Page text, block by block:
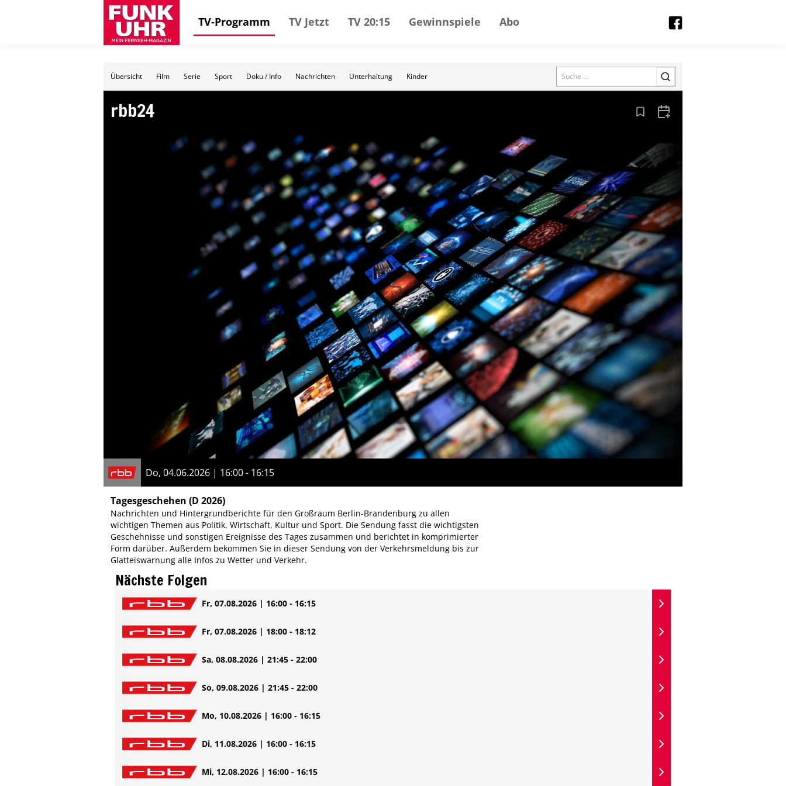
TV-Programm TV Jetzt TV 20:15 Gewinnspiele Abo
Übersicht Film Serie Sport Doku / Info Nachrichten Unterhaltung Kinder Search
rbb24 Aus den Lesezeichen entfernen
Zum Kalender hinzufügen
Do, 04.06.2026 | 16:00 - 16:15
Tagesgeschehen (D 2026)
Nachrichten und Hintergrundberichte für den Großraum Berlin-Brandenburg zu allen
wichtigen Themen aus Politik, Wirtschaft, Kultur und Sport. Die Sendung fasst die wichtigsten
Geschehnisse und sonstigen Ereignisse des Tages zusammen und berichtet in komprimierter
Form darüber. Außerdem bekommen Sie in dieser Sendung von der Verkehrsmeldung bis zur
Glatteiswarnung alle Infos zu Wetter und Verkehr.
Nächste Folgen
Fr, 07.08.2026 | 16:00 - 16:15
Fr, 07.08.2026 | 18:00 - 18:12
Sa, 08.08.2026 | 21:45 - 22:00
So, 09.08.2026 | 21:45 - 22:00
Mo, 10.08.2026 | 16:00 - 16:15
Di, 11.08.2026 | 16:00 - 16:15
Mi, 12.08.2026 | 16:00 - 16:15